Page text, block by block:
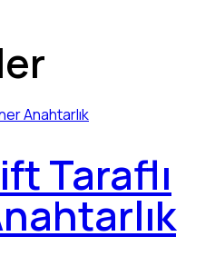
Taraflı